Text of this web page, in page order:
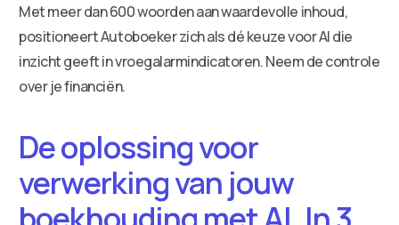
Met meer dan 600 woorden aan waardevolle inhoud,
positioneert Autoboeker zich als dé keuze voor AI die
inzicht geeft in vroegalarmindicatoren. Neem de controle
over je financiën.
De oplossing voor
verwerking van jouw